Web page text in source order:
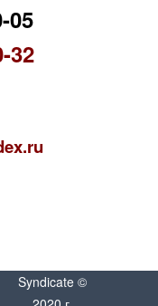
05
32
Syndicate ©